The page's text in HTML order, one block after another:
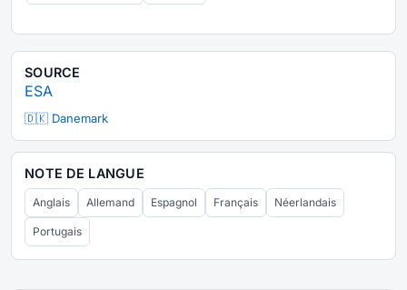
SOURCE
ESA
🇩🇰 Danemark
NOTE DE LANGUE
Anglais Allemand Espagnol Français Néerlandais
Portugais